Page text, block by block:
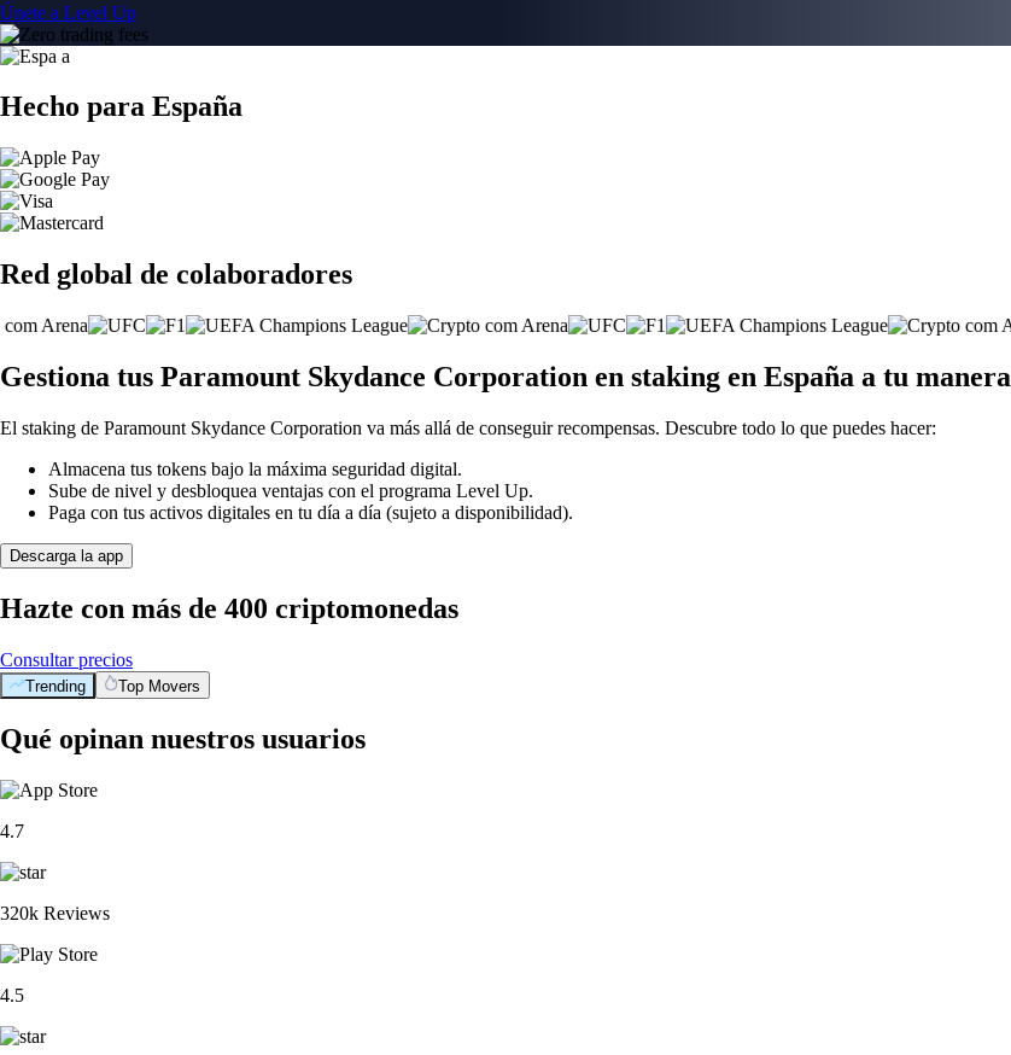
Únete a Level Up
Hecho para España
Red global de colaboradores
Gestiona tus Paramount Skydance Corporation en staking en España a tu manera
El staking de Paramount Skydance Corporation va más allá de conseguir recompensas. Descubre todo lo que puedes hacer:
Almacena tus tokens bajo la máxima seguridad digital.
Sube de nivel y desbloquea ventajas con el programa Level Up.
Paga con tus activos digitales en tu día a día (sujeto a disponibilidad).
Descarga la app
Hazte con más de 400 criptomonedas
Consultar precios
Trending Top Movers
Qué opinan nuestros usuarios
4.7
320k Reviews
4.5